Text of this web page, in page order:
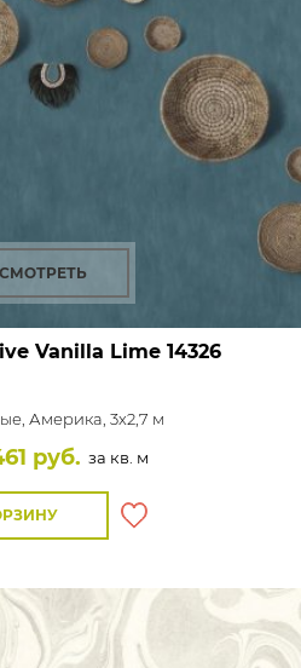
Vanilla Lime14326
Америка, 3x2,7 м
руб. за кв. м